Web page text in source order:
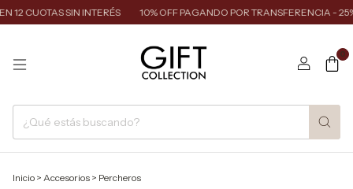
12 CUOTAS SIN INTERÉS 10% OFF PAGANDO POR TRANSFERENCIA -
0
Inicio > Accesorios > Percheros